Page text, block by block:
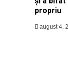
propriu
august 4,